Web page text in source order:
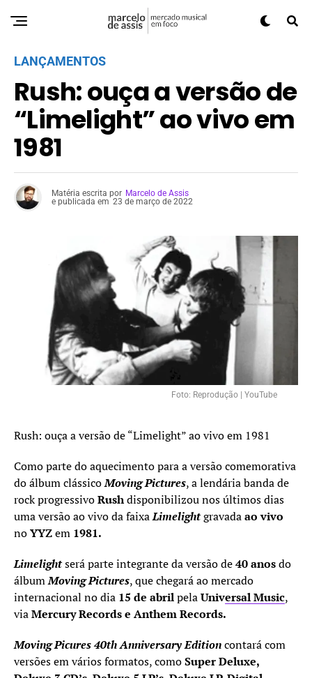
LANÇAMENTOS
Rush: ouça a versão de
“Limelight” ao vivo em
1981
Matéria escrita por Marcelo de Assis
e publicada em 23 de março de 2022
Foto: Reprodução | YouTube
Rush: ouça a versão de “Limelight” ao vivo em 1981
Como parte do aquecimento para a versão comemorativa
do álbum clássicoMoving Pictures, a lendária banda de
rock progressivoRushdisponibilizou nos últimos dias
uma versão ao vivo da faixaLimelightgravadaao vivo
noYYZem 1981.
Limelightserá parte integrante da versão de40 anosdo
álbumMoving Pictures, que chegará ao mercado
internacional no dia 15 de abrilpelaUniversal Music,
viaMercury Records e Anthem Records.
Moving Picures 40th Anniversary Editioncontará com
versões em vários formatos, comoSuper Deluxe,